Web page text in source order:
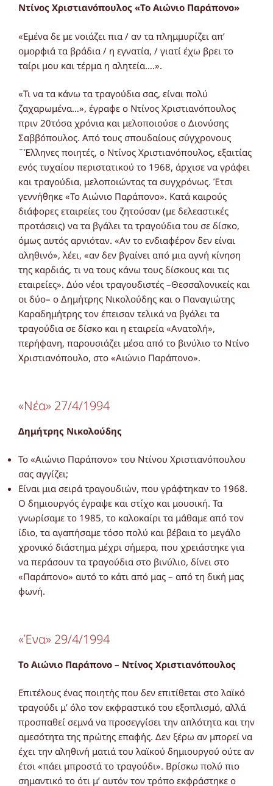
Ντίνος Χριστιανόπουλος «Το Αιώνιο Παράπονο»
«Εμένα δε με νοιάζει πια / αν τα πλημμυρίζει απ’
ομορφιά τα βράδια / η εγνατία, / γιατί έχω βρει το
ταίρι μου και τέρμα η αλητεία….».
«Τι να τα κάνω τα τραγούδια σας, είναι πολύ
ζαχαρωμένα…», έγραφε ο Ντίνος Χριστιανόπουλος
πριν 20τόσα χρόνια και μελοποιούσε ο Διονύσης
Σαββόπουλος. Από τους σπουδαίους σύγχρονους
¨Έλληνες ποιητές, ο Ντίνος Χριστιανόπουλος, εξαιτίας
ενός τυχαίου περιστατικού το 1968, άρχισε να γράφει
και τραγούδια, μελοποιώντας τα συγχρόνως. Έτσι
γεννήθηκε «Το Αιώνιο Παράπονο». Κατά καιρούς
διάφορες εταιρείες του ζητούσαν (με δελεαστικές
προτάσεις) να τα βγάλει τα τραγούδια του σε δίσκο,
όμως αυτός αρνιόταν. «Αν το ενδιαφέρον δεν είναι
αληθινό», λέει, «αν δεν βγαίνει από μια αγνή κίνηση
της καρδιάς, τι να τους κάνω τους δίσκους και τις
εταιρείες». Δύο νέοι τραγουδιστές –Θεσσαλονικείς και
οι δύο– ο Δημήτρης Νικολούδης και ο Παναγιώτης
Καραδημήτρης τον έπεισαν τελικά να βγάλει τα
τραγούδια σε δίσκο και η εταιρεία «Ανατολή»,
περήφανη, παρουσιάζει μέσα από το βινύλιο το Ντίνο
Χριστιανόπουλο, στο «Αιώνιο Παράπονο».
«Νέα» 27/4/1994
Δημήτρης Νικολούδης
Το «Αιώνιο Παράπονο» του Ντίνου Χριστιανόπουλου
σας αγγίζει;
Είναι μια σειρά τραγουδιών, που γράφτηκαν το 1968.
Ο δημιουργός έγραψε και στίχο και μουσική. Τα
γνωρίσαμε το 1985, το καλοκαίρι τα μάθαμε από τον
ίδιο, τα αγαπήσαμε τόσο πολύ και βέβαια το μεγάλο
χρονικό διάστημα μέχρι σήμερα, που χρειάστηκε για
να περάσουν τα τραγούδια στο βινύλιο, δίνει στο
«Παράπονο» αυτό το κάτι από μας – από τη δική μας
φωνή.
«Ένα» 29/4/1994
Το Αιώνιο Παράπονο – Ντίνος Χριστιανόπουλος
Επιτέλους ένας ποιητής που δεν επιτίθεται στο λαϊκό
τραγούδι μ’ όλο τον εκφραστικό του εξοπλισμό, αλλά
προσπαθεί σεμνά να προσεγγίσει την απλότητα και την
αμεσότητα της πρώτης επαφής. Δεν ξέρω αν μπορεί να
έχει την αληθινή ματιά του λαϊκού δημιουργού ούτε αν
έτσι «πάει μπροστά το τραγούδι». Βρίσκω πολύ πιο
σημαντικό το ότι μ’ αυτόν τον τρόπο εκφράστηκε ο